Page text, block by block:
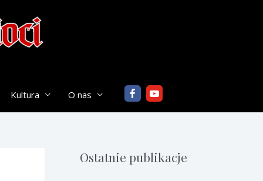
Kultura O nas
Ostatnie publikacje